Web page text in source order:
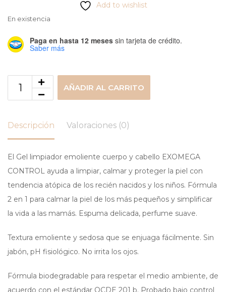
Add to wishlist
En existencia
Paga en hasta 12 meses sin tarjeta de crédito.
Saber más
AÑADIR AL CARRITO
Descripción Valoraciones (0)
El Gel limpiador emoliente cuerpo y cabello EXOMEGA
CONTROL ayuda a limpiar, calmar y proteger la piel con
tendencia atópica de los recién nacidos y los niños. Fórmula
2 en 1 para calmar la piel de los más pequeños y simplificar
la vida a las mamás. Espuma delicada, perfume suave.
Textura emoliente y sedosa que se enjuaga fácilmente. Sin
jabón, pH fisiológico. No irrita los ojos.
Fórmula biodegradable para respetar el medio ambiente, de
acuerdo con el estándar OCDE 201 b. Probado bajo control